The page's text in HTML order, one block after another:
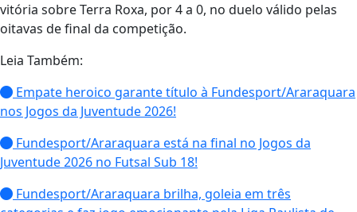
vitória sobre Terra Roxa, por 4 a 0, no duelo válido pelas
oitavas de final da competição.
Leia Também:
Empate heroico garante título à Fundesport/Araraquara
nos Jogos da Juventude 2026!
Fundesport/Araraquara está na final no Jogos da
Juventude 2026 no Futsal Sub 18!
Fundesport/Araraquara brilha, goleia em três